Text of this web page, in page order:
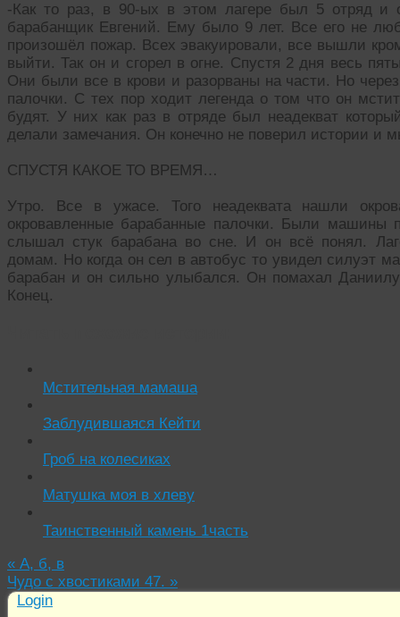
-Как то раз, в 90-ых в этом лагере был 5 отряд
барабанщик Евгений. Ему было 9 лет. Все его не
произошёл пожар. Всех эвакуировали, все вышли
выйти. Так он и сгорел в огне. Спустя 2 дня весь
Они были все в крови и разорваны на части. Но
палочки. С тех пор ходит легенда о том что он
будят. У них как раз в отряде был неадекват
делали замечания. Он конечно не поверил истории и
СПУСТЯ КАКОЕ ТО ВРЕМЯ…
Утро. Все в ужасе. Того неадеквата нашли
окровавленные барабанные палочки. Были машины
слышал стук барабана во сне. И он всё понял.
домам. Но когда он сел в автобус то увидел силуэт
барабан и он сильно улыбался. Он помахал
Конец.
Мстительная мамаша
Заблудившаяся Кейти
Гроб на колесиках
Матушка моя в хлеву
Таинственный камень 1часть
« А, б, в
Чудо с хвостиками 47. »
Login